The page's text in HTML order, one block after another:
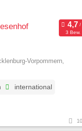
3 Bew.
Vorpommern,
international